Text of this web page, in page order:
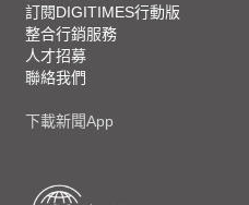
訂閱DIGITIMES行動版
整合行銷服務
人才招募
聯絡我們
下載新聞App